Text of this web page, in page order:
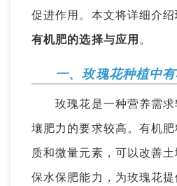
促进作用。本文将详细介绍
有机肥的选择与应用 。
一、玫瑰花种植中
玫瑰花是一种营养需求
壤肥力的要求较高。有机
质和微量元素，可以改善
保水保肥能力，为玫瑰花